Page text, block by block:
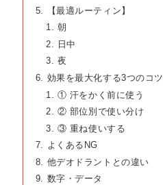
【最適ルーティン】
朝
日中
夜
効果を最大化する3つのコツ
① 汗をかく前に使う
② 部位別で使い分け
③ 重ね使いする
よくあるNG
他デオドラントとの違い
数字・データ